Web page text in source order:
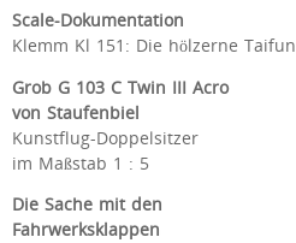
Scale-Dokumentation
Klemm Kl 151: Die hölzerne Taifun
Grob G 103 C Twin III Acro
von Staufenbiel
Kunstflug-Doppelsitzer
im Maßstab 1 : 5
Die Sache mit den
Fahrwerksklappen